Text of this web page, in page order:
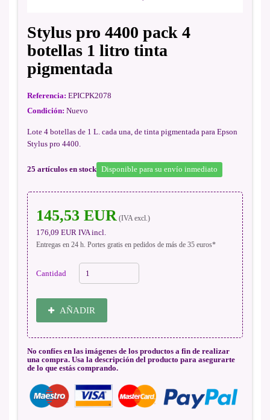
Stylus pro 4400 pack 4
botellas 1 litro tinta
pigmentada
Referencia: EPICPK2078
Condición: Nuevo
Lote 4 botellas de 1 L. cada una, de tinta pigmentada para Epson
Stylus pro 4400.
25 artículos en stock Disponible para su envío inmediato
145,53 EUR (IVA excl.)
176,09 EUR IVA incl.
Entregas en 24 h. Portes gratis en pedidos de más de 35 euros*
Cantidad
AÑADIR
No confíes en las imágenes de los productos a fin de realizar
una compra. Usa la descripción del producto para asegurarte
de lo que estás comprando.